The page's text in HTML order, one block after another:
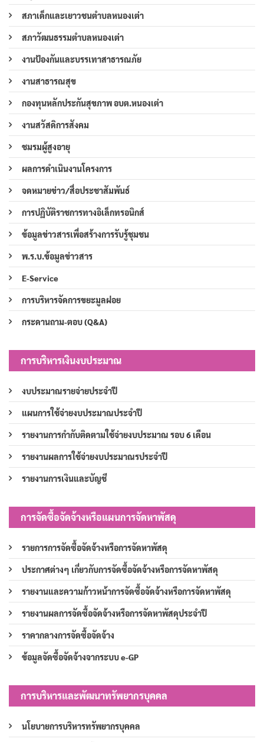
สภาเด็กและเยาวชนตำบลหนองเต่า
สภาวัฒนธรรมตำบลหนองเต่า
งานป้องกันและบรรเทาสาธารณภัย
งานสาธารณสุข
กองทุนหลักประกันสุขภาพ อบต.หนองเต่า
งานสวัสดิการสังคม
ชมรมผู้สูงอายุ
ผลการดำเนินงานโครงการ
จดหมายข่าว/สื่อประชาสัมพันธ์
การปฏิบัติราชการทางอิเล็กทรอนิกส์
ข้อมูลข่าวสารเพื่อสร้างการรับรู้ชุมชน
พ.ร.บ.ข้อมูลข่าวสาร
E-Service
การบริหารจัดการขยะมูลฝอย
กระดานถาม-ตอบ (Q&A)
การบริหารเงินงบประมาณ
งบประมาณรายจ่ายประจำปี
แผนการใช้จ่ายงบประมาณประจำปี
รายงานการกำกับติดตามใช้จ่ายงบประมาณ รอบ 6 เดือน
รายงานผลการใช้จ่ายงบประมาณรประจำปี
รายงานการเงินและบัญชี
การจัดซื้อจัดจ้างหรือแผนการจัดหาพัสดุ
รายการการจัดซื้อจัดจ้างหรือการจัดหาพัสดุ
ประกาศต่างๆ เกี่ยวกับการจัดซื้อจัดจ้างหรือการจัดหาพัสดุ
รายงานและความก้าวหน้าการจัดซื้อจัดจ้างหรือการจัดหาพัสดุ
รายงานผลการจัดซื้อจัดจ้างหรือการจัดหาพัสดุประจำปี
ราคากลางการจัดซื้อจัดจ้าง
ข้อมูลจัดซื้อจัดจ้างจากระบบ e-GP
การบริหารและพัฒนาทรัพยากรบุคคล
นโยบายการบริหารทรัพยากรบุคคล